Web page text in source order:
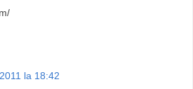
la 18:42